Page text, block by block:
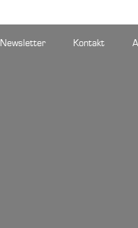
Newsletter Kontakt